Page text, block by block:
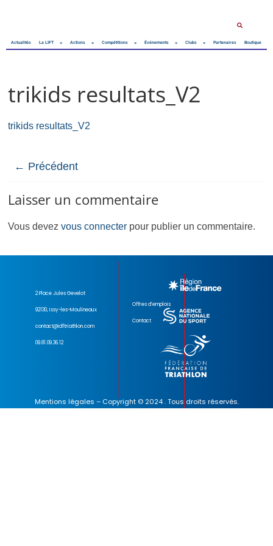
Actualités La LIFT Actions Compétitions Événements Clubs Partenaires Boutique
trikids resultats_V2
trikids resultats_V2
← Précédent
Laisser un commentaire
Vous devezvous connecter pour publier un commentaire.
2 Place Jules Gevelot
92130, Issy-les-Moulineaux
contact@idftriathlon.com
09.81.09.36.12
Offres d’emplois
Contact
Mentions légales – Copyright © 2024 . Tous droits réservés.